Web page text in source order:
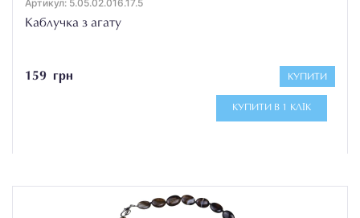
Артикул: 5.05.02.016.17.5
Каблучка з агату
159 грн КУПИТИ
КУПИТИ В 1 КЛІК